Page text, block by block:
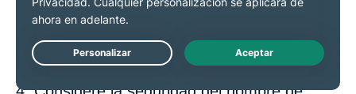
les pide reunirse en persona. Recuérdeles que no
es seguro reunirse con nadie en la vida real que
hayan conocido online.